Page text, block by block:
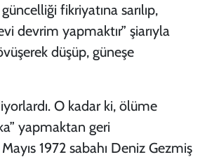
fikriyatına sarılıp,
devrim yapmaktır” şiarıyla
düşüp, güneşe
O kadar ki, ölüme
yapmaktan geri
1972 sabahı Deniz Gezmiş